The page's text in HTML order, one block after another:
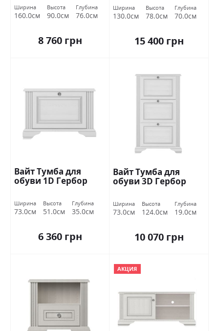
Ширина
160.0см
Высота
90.0см
Глубина
76.0см
8 760 грн
Ширина
130.0см
Высота
78.0см
Глубина
70.0см
15 400 грн
Вайт Тумба для
обуви 1D Гербор
Ширина
73.0см
Высота
51.0см
Глубина
35.0см
6 360 грн
Вайт Тумба для
обуви 3D Гербор
Ширина
73.0см
Высота
124.0см
Глубина
19.0см
10 070 грн
АКЦИЯ